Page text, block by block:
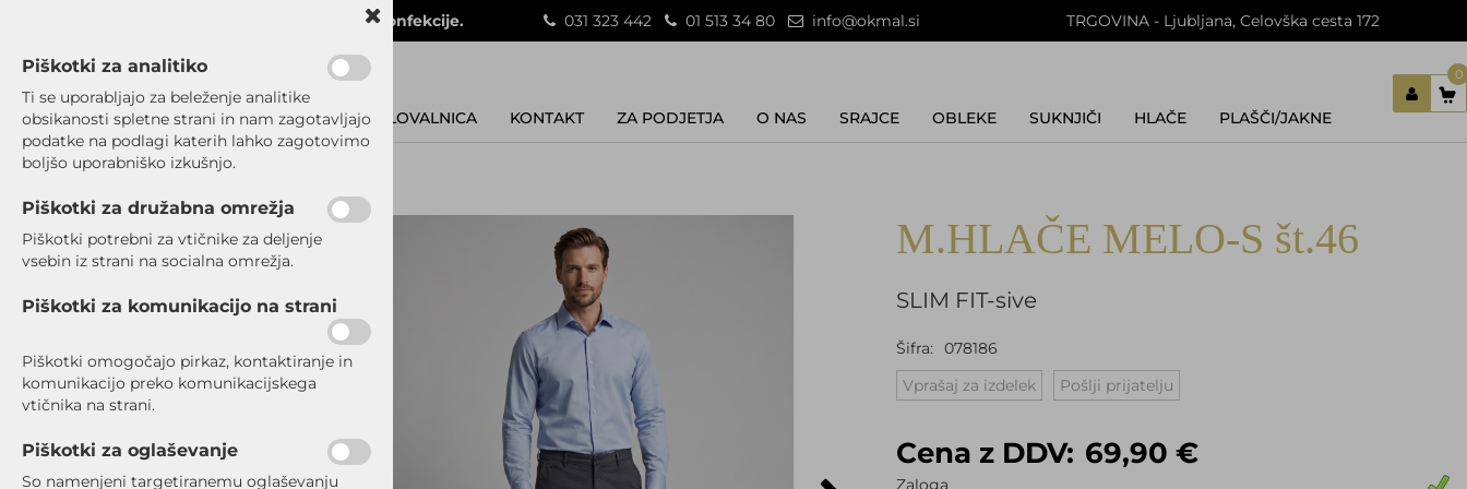
Velika in kakovostna izbira moške poslovne konfekcije. 031 323 442 01 513 34 80 info@okmal.si TRGOVINA - Ljubljana, Celovška cesta 172
0
POSLOVALNICA KONTAKT ZA PODJETJA O NAS SRAJCE OBLEKE SUKNJIČI HLAČE PLAŠČI/JAKNE
SRAJCE
HLAČE
ELEGANTNE HLAČE
M.HLAČE MELO-S št.46
SLIM FIT-sive
Šifra:
078186
Vprašaj za izdelek
Pošlji prijatelju
Cena z DDV: 69,90 €
Zaloga
Piškotki za analitiko
Ti se uporabljajo za beleženje analitike
obsikanosti spletne strani in nam zagotavljajo
podatke na podlagi katerih lahko zagotovimo
boljšo uporabniško izkušnjo.
Piškotki za družabna omrežja
Piškotki potrebni za vtičnike za deljenje
vsebin iz strani na socialna omrežja.
Piškotki za komunikacijo na strani
Piškotki omogočajo pirkaz, kontaktiranje in
komunikacijo preko komunikacijskega
vtičnika na strani.
Piškotki za oglaševanje
So namenjeni targetiranemu oglaševanju